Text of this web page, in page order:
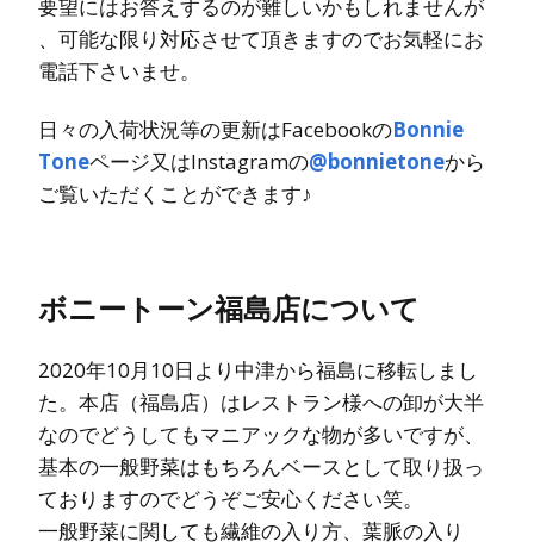
要望にはお答えするのが難しいかもしれませんが
、可能な限り対応させて頂きますのでお気軽にお
電話下さいませ。
日々の入荷状況等の更新はFacebookのBonnie
Toneページ又はInstagramの@bonnietoneから
ご覧いただくことができます♪
ボニートーン福島店について
2020年10月10日より中津から福島に移転しまし
た。本店（福島店）はレストラン様への卸が大半
なのでどうしてもマニアックな物が多いですが、
基本の一般野菜はもちろんベースとして取り扱っ
ておりますのでどうぞご安心ください笑。
一般野菜に関しても繊維の入り方、葉脈の入り